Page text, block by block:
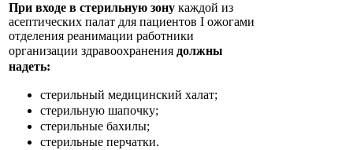
При входе в стерильную зону каждой из
асептических палат для пациентов I ожогами
отделения реанимации работники
организации здравоохранения должны
надеть:
стерильный медицинский халат;
стерильную шапочку;
стерильные бахилы;
стерильные перчатки.